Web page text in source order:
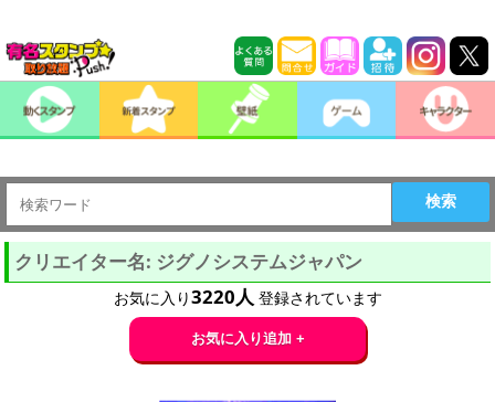
検索
クリエイター名: ジグノシステムジャパン
お気に入り3220人 登録されています
お気に入り追加 +